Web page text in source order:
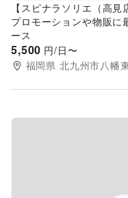
【スピナラソリエ（高
プロモーションや物販に
ース
5,500 円/日〜
福岡県 北九州市八幡